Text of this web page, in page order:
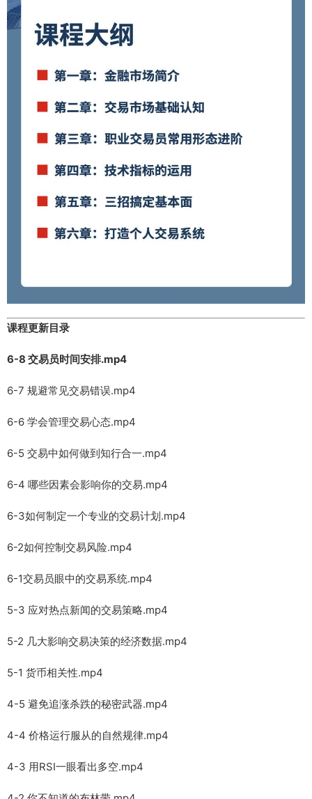
课程更新目录
6-8 交易员时间安排.mp4
6-7 规避常见交易错误.mp4
6-6 学会管理交易心态.mp4
6-5 交易中如何做到知行合一.mp4
6-4 哪些因素会影响你的交易.mp4
6-3如何制定一个专业的交易计划.mp4
6-2如何控制交易风险.mp4
6-1交易员眼中的交易系统.mp4
5-3 应对热点新闻的交易策略.mp4
5-2 几大影响交易决策的经济数据.mp4
5-1 货币相关性.mp4
4-5 避免追涨杀跌的秘密武器.mp4
4-4 价格运行服从的自然规律.mp4
4-3 用RSI一眼看出多空.mp4